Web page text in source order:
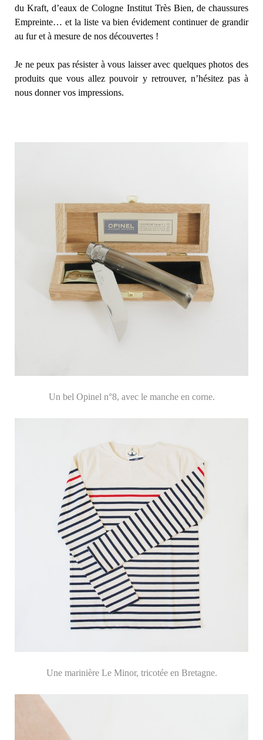
du Kraft, d’eaux de Cologne Institut Très Bien, de chaussures
Empreinte… et la liste va bien évidement continuer de grandir
au fur et à mesure de nos découvertes !
Je ne peux pas résister à vous laisser avec quelques photos des
produits que vous allez pouvoir y retrouver, n’hésitez pas à
nous donner vos impressions.
Un bel Opinel n°8, avec le manche en corne.
Une marinière Le Minor, tricotée en Bretagne.